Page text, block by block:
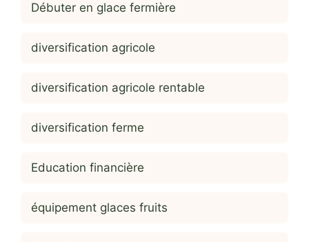
Débuter en glace fermière
diversification agricole
diversification agricole rentable
diversification ferme
Education financière
équipement glaces fruits